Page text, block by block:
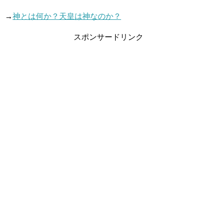
→神とは何か？天皇は神なのか？
スポンサードリンク